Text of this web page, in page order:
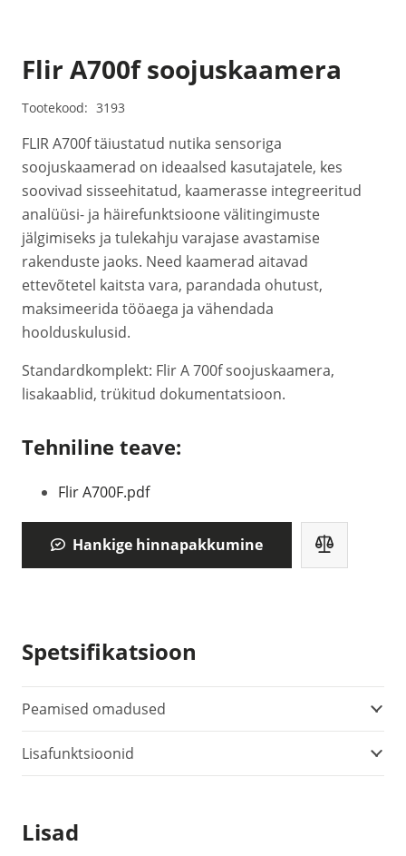
Flir A700f soojuskaamera
Tootekood: 3193
FLIR A700f täiustatud nutika sensoriga
soojuskaamerad on ideaalsed kasutajatele, kes
soovivad sisseehitatud, kaamerasse integreeritud
analüüsi- ja häirefunktsioone välitingimuste
jälgimiseks ja tulekahju varajase avastamise
rakenduste jaoks. Need kaamerad aitavad
ettevõtetel kaitsta vara, parandada ohutust,
maksimeerida tööaega ja vähendada
hoolduskulusid.
Standardkomplekt: Flir A 700f soojuskaamera,
lisakaablid, trükitud dokumentatsioon.
Tehniline teave:
Flir A700F.pdf
Hankige hinnapakkumine
Spetsifikatsioon
Peamised omadused
Lisafunktsioonid
Lisad